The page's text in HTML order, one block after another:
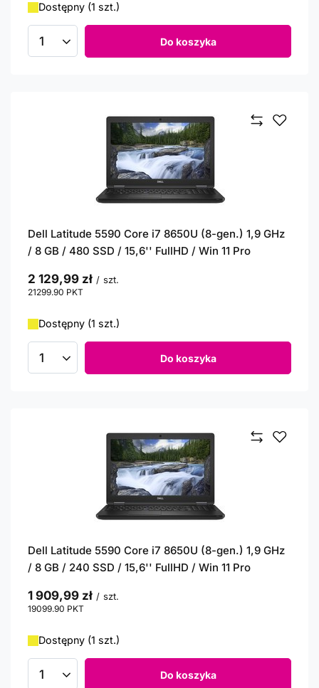
Dostępny (1 szt.)
Ilość produktów Do koszyka
Dell Latitude 5590 Core i7 8650U (8-gen.) 1,9 GHz
/ 8 GB / 480 SSD / 15,6'' FullHD / Win 11 Pro
2 129,99 zł / szt.
21299.90 PKT
Dostępny (1 szt.)
Ilość produktów Do koszyka
Dell Latitude 5590 Core i7 8650U (8-gen.) 1,9 GHz
/ 8 GB / 240 SSD / 15,6'' FullHD / Win 11 Pro
1 909,99 zł / szt.
19099.90 PKT
Dostępny (1 szt.)
Ilość produktów Do koszyka